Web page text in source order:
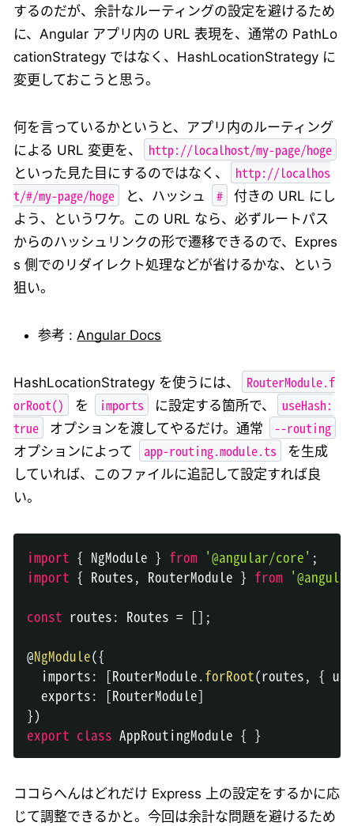
するのだが、余計なルーティングの設定を避けるため
に、Angular アプリ内の URL 表現を、通常の PathLo
cationStrategy ではなく、HashLocationStrategy に
変更しておこうと思う。
何を言っているかというと、アプリ内のルーティング
による URL 変更を、
http://localhost/my-page/hoge
といった見た目にするのではなく、
http://localhos
t/#/my-page/hoge
と、ハッシュ #
付きの URL にし
よう、というワケ。この URL なら、必ずルートパス
からのハッシュリンクの形で遷移できるので、Expres
s 側でのリダイレクト処理などが省けるかな、という
狙い。
参考 :Angular Docs
HashLocationStrategy を使うには、
RouterModule.f
orRoot()
を imports に設定する箇所で、
useHash:
true
オプションを渡してやるだけ。通常 --routing
オプションによって app-routing.module.ts
を生成
していれば、このファイルに追記して設定すれば良
い。
import { NgModule } from '@angular/core' ;
import { Routes, RouterModule } from
const routes: Routes = [] ;
@NgModule({
  imports
: [RouterModule.forRoot(routes, {
  exports
: [RouterModule]
})
export class AppRoutingModule { }
ココらへんはどれだけ Express 上の設定をするかに応
じて調整できるかと。今回は余計な問題を避けるため